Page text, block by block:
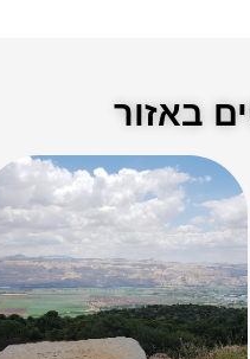
באזור